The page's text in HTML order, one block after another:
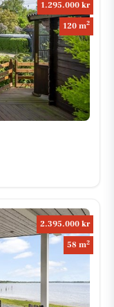
1.295.000 kr
120 m2
2.395.000 kr
58 m2